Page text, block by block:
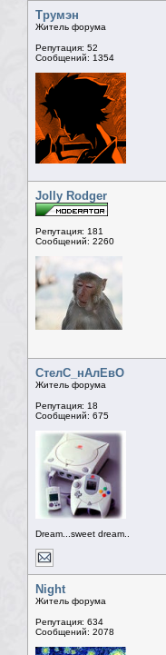
Трумэн
Житель форума
Репутация: 52
Сообщений: 1354
Jolly Rodger
Репутация: 181
Сообщений: 2260
СтелС_нАлЕвО
Житель форума
Репутация: 18
Сообщений: 675
Dream...sweet dream..
Night
Житель форума
Репутация: 634
Сообщений: 2078